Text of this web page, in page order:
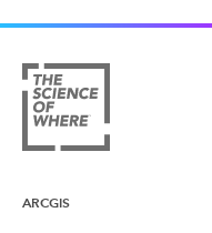
ARCGIS